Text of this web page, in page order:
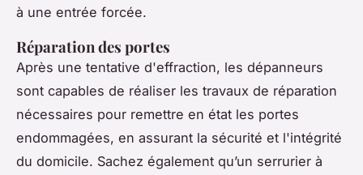
à une entrée forcée.
Réparation des portes
Après une tentative d'effraction, les dépanneurs
sont capables de réaliser les travaux de réparation
nécessaires pour remettre en état les portes
endommagées, en assurant la sécurité et l'intégrité
du domicile. Sachez également qu’un serrurier à